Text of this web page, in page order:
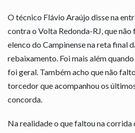
O técnico Flávio Araújo disse na
contra o Volta Redonda-RJ, que
elenco do Campinense na reta final
rebaixamento. Foi mais além
foi geral. Também acho que não
torcedor que acompanhou os
concorda.
Na realidade o que faltou na